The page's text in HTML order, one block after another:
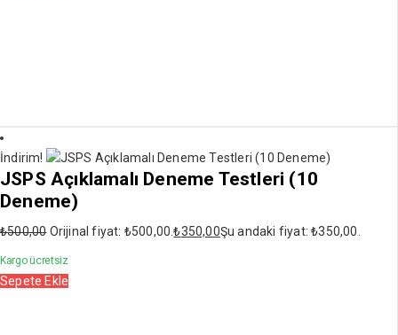
İndirim!
JSPS Açıklamalı Deneme Testleri (10
Deneme)
₺500,00 Orijinal fiyat: ₺500,00.₺350,00Şu andaki fiyat: ₺350,00.
Kargo ücretsiz
Sepete Ekle